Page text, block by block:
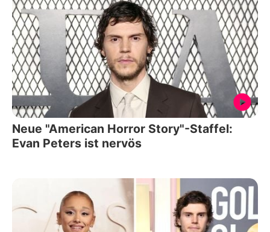
Neue "American Horror Story"-Staffel:
Evan Peters ist nervös